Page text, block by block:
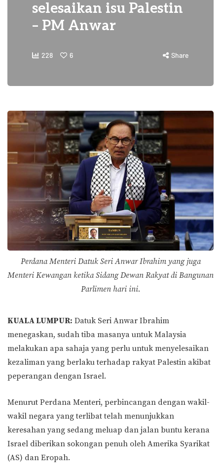
selesaikan isu Palestin
– PM Anwar
228 6 Share
Perdana Menteri Datuk Seri Anwar Ibrahim yang juga
Menteri Kewangan ketika Sidang Dewan Rakyat di Bangunan
Parlimen hari ini.
KUALA LUMPUR: Datuk Seri Anwar Ibrahim
menegaskan, sudah tiba masanya untuk Malaysia
melakukan apa sahaja yang perlu untuk menyelesaikan
kezaliman yang berlaku terhadap rakyat Palestin akibat
peperangan dengan Israel.
Menurut Perdana Menteri, perbincangan dengan wakil-
wakil negara yang terlibat telah menunjukkan
keresahan yang sedang meluap dan jalan buntu kerana
Israel diberikan sokongan penuh oleh Amerika Syarikat
(AS) dan Eropah.